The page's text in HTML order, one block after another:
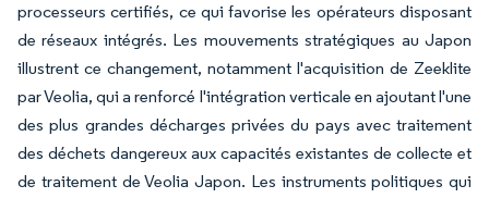
processeurs certifiés, ce qui favorise les opérateurs disposant
de réseaux intégrés. Les mouvements stratégiques au Japon
illustrent ce changement, notamment l'acquisition de Zeeklite
par Veolia, qui a renforcé l'intégration verticale en ajoutant l'une
des plus grandes décharges privées du pays avec traitement
des déchets dangereux aux capacités existantes de collecte et
de traitement de Veolia Japon. Les instruments politiques qui